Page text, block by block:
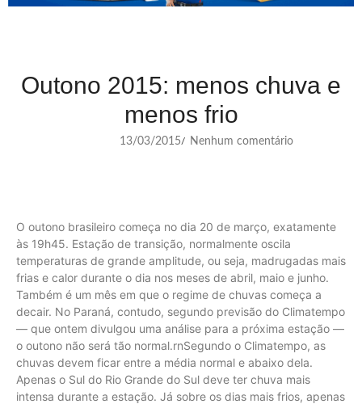
Outono 2015: menos chuva e
menos frio
13/03/2015/ Nenhum comentário
O outono brasileiro começa no dia 20 de março, exatamente
às 19h45. Estação de transição, normalmente oscila
temperaturas de grande amplitude, ou seja, madrugadas mais
frias e calor durante o dia nos meses de abril, maio e junho.
Também é um mês em que o regime de chuvas começa a
decair. No Paraná, contudo, segundo previsão do Climatempo
— que ontem divulgou uma análise para a próxima estação —
o outono não será tão normal.rnSegundo o Climatempo, as
chuvas devem ficar entre a média normal e abaixo dela.
Apenas o Sul do Rio Grande do Sul deve ter chuva mais
intensa durante a estação. Já sobre os dias mais frios, apenas